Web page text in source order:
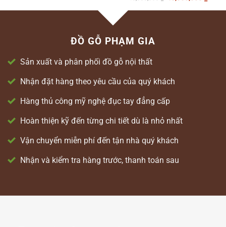
gốc
là:
hiện
tại
ĐỒ GỖ PHẠM GIA
Sản xuất và phân phối đồ gỗ nội thất
Nhận đặt hàng theo yêu cầu của quý khách
Hàng thủ công mỹ nghệ đục tay đẳng cấp
Hoàn thiện kỹ đến từng chi tiết dù là nhỏ nhất
Vận chuyển miễn phí đến tận nhà quý khách
Nhận và kiểm tra hàng trước, thanh toán sau